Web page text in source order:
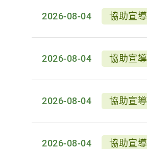
2026-08-04 協助宣導
2026-08-04 協助宣導
2026-08-04 協助宣導
2026-08-04 協助宣導